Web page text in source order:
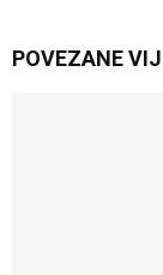
POVEZANE